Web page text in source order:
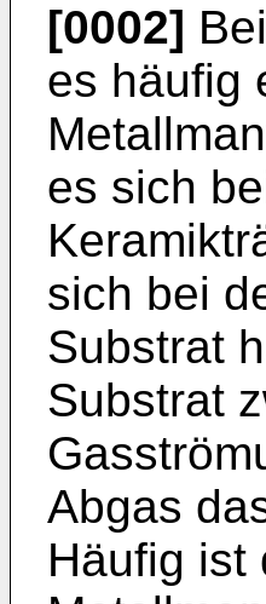
[0002]
es häufig
es sich
sich bei
Substrat
Substrat
Abgas
Häufig ist